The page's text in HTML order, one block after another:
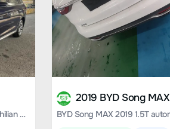
Song MAX 2019 1.5T automatic Zhilian Ruiyi sunroof type 7-seater Country VI
2019 BYD Song MAX